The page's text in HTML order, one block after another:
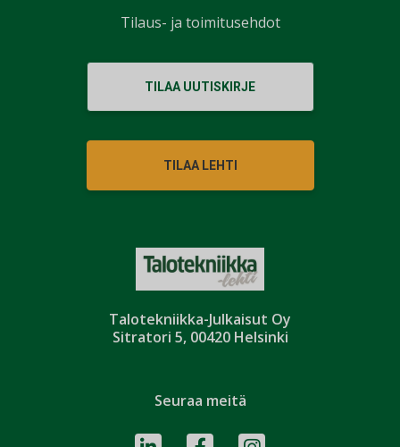
Talotekniikka-Julkaisut Oy
Sitratori 5, 00420 Helsinki
TILAA UUTISKIRJE
TILAA LEHTI
Seuraa meitä
Tilaus- ja toimitusehdot